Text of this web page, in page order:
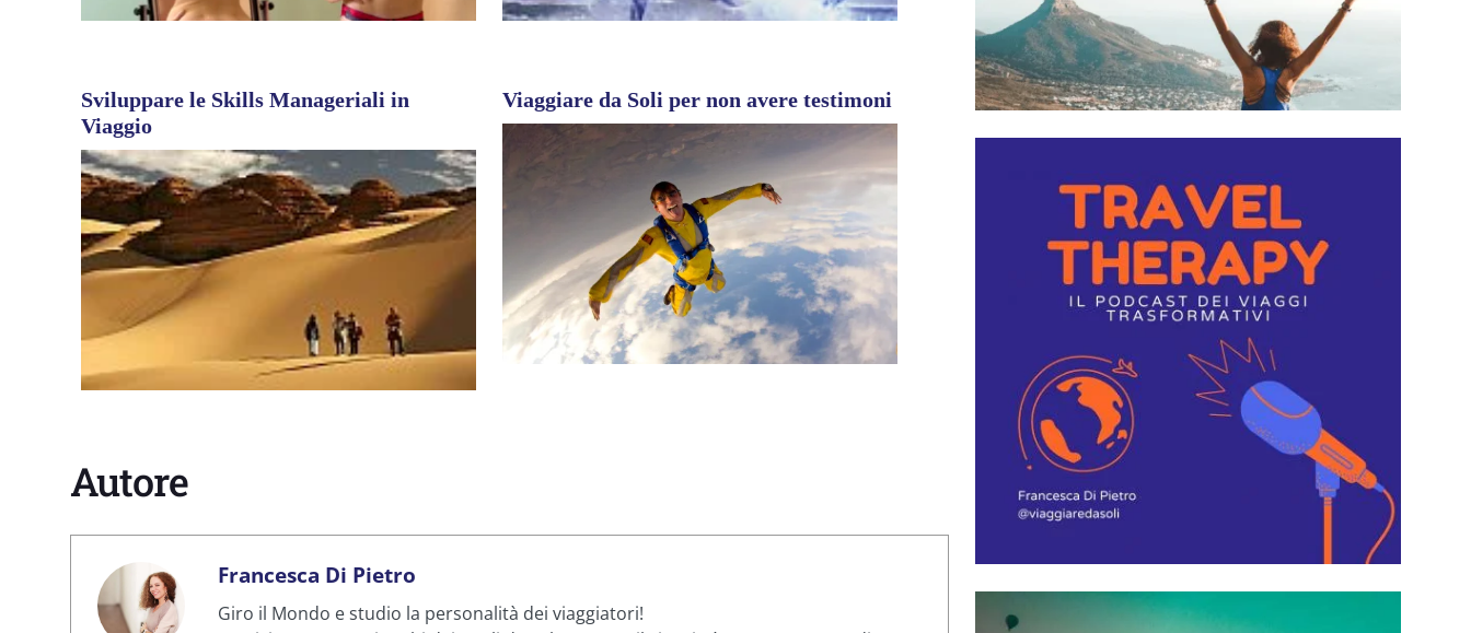
Sviluppare le Skills Manageriali in
Viaggio
Viaggiare da Soli per non avere testimoni
Autore
Francesca Di Pietro
Giro il Mondo e studio la personalità dei viaggiatori!